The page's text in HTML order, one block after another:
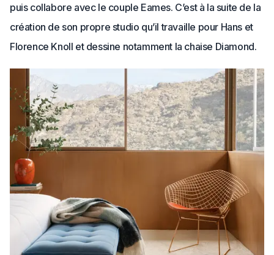
puis collabore avec le couple Eames. C’est à la suite de la
création de son propre studio qu’il travaille pour Hans et
Florence Knoll et dessine notamment la chaise Diamond.